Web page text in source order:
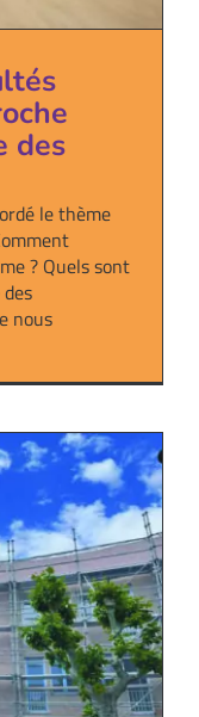
des
le thème
? Quels sont
nous